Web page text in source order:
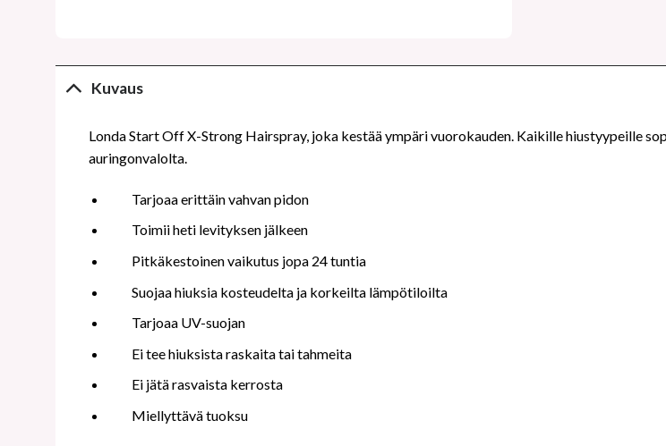
Kuvaus
Londa Start Off X-Strong Hairspray, joka kestää ympäri vuorokauden. Kaikille hiustyypeille
auringonvalolta.
Tarjoaa erittäin vahvan pidon
Toimii heti levityksen jälkeen
Pitkäkestoinen vaikutus jopa 24 tuntia
Suojaa hiuksia kosteudelta ja korkeilta lämpötiloilta
Tarjoaa UV-suojan
Ei tee hiuksista raskaita tai tahmeita
Ei jätä rasvaista kerrosta
Miellyttävä tuoksu